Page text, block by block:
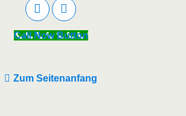
Call Now Button
Zum Seitenanfang